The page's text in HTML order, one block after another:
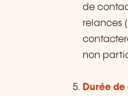
de
relances
non
Durée